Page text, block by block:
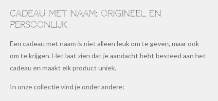
Cadeau met naam: origineel en
persoonlijk
Een cadeau met naam is niet alleen leuk om te geven, maar ook
om te krijgen. Het laat zien dat je aandacht hebt besteed aan het
cadeau en maakt elk product uniek.
In onze collectie vind je onder andere: